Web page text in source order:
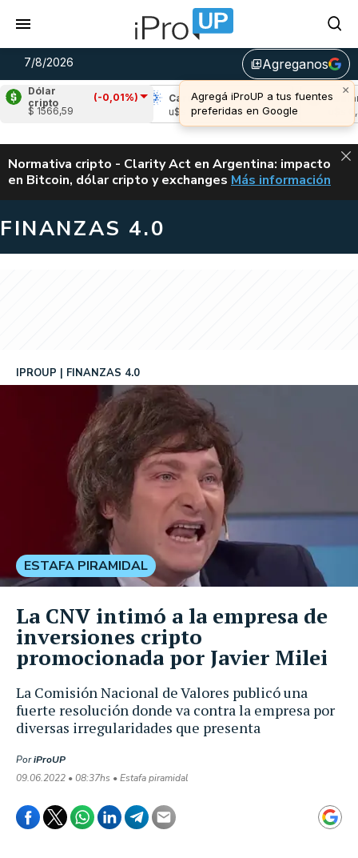
7/8/2026 library_addAgreganos
Dólar
cripto
(-0,01%)
$ 1566,59
(-1,29%)
Cardano (0,10%)
Avalanche
u$s 6,44
ALERTA
Normativa cripto - Clarity Act en Argentina: impacto
en Bitcoin, dólar cripto y exchanges CLARITY ACT EN
Más información
FINANZAS 4.0
La Comisión Nacional de Valores publicó una
fuerte resolución donde va contra la empresa por
diversas irregularidades que presenta
IPROUP FINANZAS 4.0
PoriProUP
09.06.2022 • 08:37hs • Estafa piramidal
ESTAFA PIRAMIDAL
La CNV intimó a la empresa de
inversiones cripto
promocionada por Javier Milei